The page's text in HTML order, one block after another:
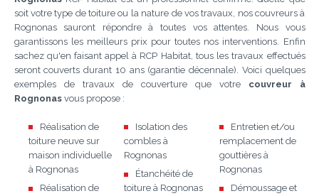
soit votre type de toiture ou la nature de vos travaux, nos couvreurs à
Rognonas sauront répondre à toutes vos attentes. Nous vous
garantissons les meilleurs prix pour toutes nos interventions. Enfin
sachez qu'en faisant appel à RCP Habitat, tous les travaux effectués
seront couverts durant 10 ans (garantie décennale). Voici quelques
exemples de travaux de couverture que votre couvreur à
Rognonasvous propose :
Réalisation de
toiture neuve sur
maison individuelle
à Rognonas
Réalisation de
Isolation des
combles à
Rognonas
Étanchéité de
toiture à Rognonas
Entretien et/ou
remplacement de
gouttières à
Rognonas
Démoussage et